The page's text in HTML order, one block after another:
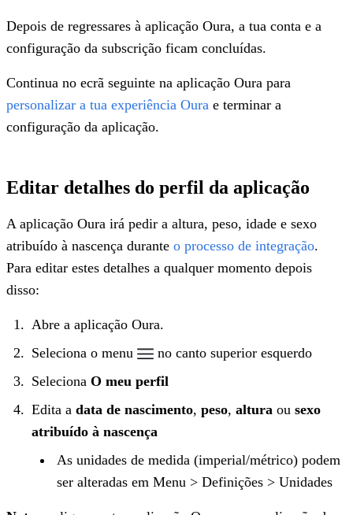
Depois de regressares à aplicação Oura, a tua conta e a
configuração da subscrição ficam concluídas.
Continua no ecrã seguinte na aplicação Oura para
personalizar a tua experiência Oura e terminar a
configuração da aplicação.
Editar detalhes do perfil da aplicação
A aplicação Oura irá pedir a altura, peso, idade e sexo
atribuído à nascença durante o processo de integração.
Para editar estes detalhes a qualquer momento depois
disso:
Abre a aplicação Oura.
Seleciona o menu
no canto superior esquerdo
Seleciona O meu perfil
Edita a data de nascimento, peso, altura ou sexo
atribuído à nascença
As unidades de medida (imperial/métrico) podem
ser alteradas em Menu > Definições > Unidades